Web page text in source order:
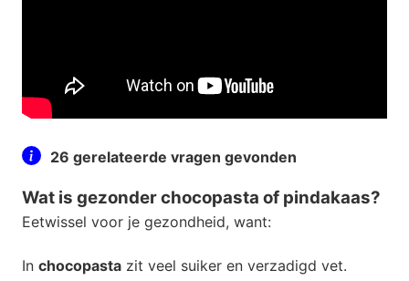
26 gerelateerde vragen gevonden
Wat is gezonder chocopasta of pindakaas?
Eetwissel voor je gezondheid, want:
In chocopasta zit veel suiker en verzadigd vet.